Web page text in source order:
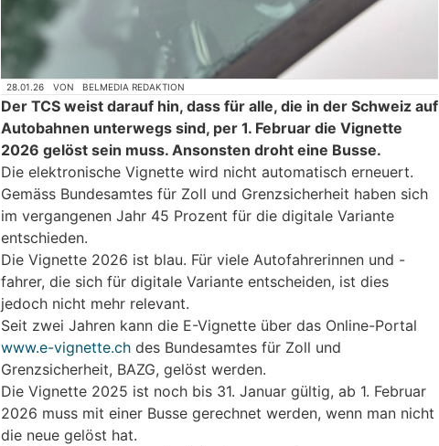
28.01.26 VON BELMEDIA REDAKTION
Der TCS weist darauf hin, dass für alle, die in der Schweiz auf
Autobahnen unterwegs sind, per 1. Februar die Vignette
2026 gelöst sein muss. Ansonsten droht eine Busse.
Die elektronische Vignette wird nicht automatisch erneuert.
Gemäss Bundesamtes für Zoll und Grenzsicherheit haben sich
im vergangenen Jahr 45 Prozent für die digitale Variante
entschieden.
Die Vignette 2026 ist blau. Für viele Autofahrerinnen und -
fahrer, die sich für digitale Variante entscheiden, ist dies
jedoch nicht mehr relevant.
Seit zwei Jahren kann die E-Vignette über das Online-Portal
www.e-vignette.ch des Bundesamtes für Zoll und
Grenzsicherheit, BAZG, gelöst werden.
Die Vignette 2025 ist noch bis 31. Januar gültig, ab 1. Februar
2026 muss mit einer Busse gerechnet werden, wenn man nicht
die neue gelöst hat.